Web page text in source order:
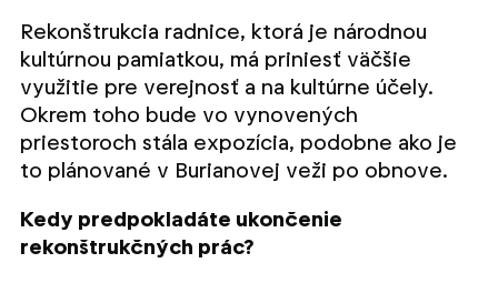
Rekonštrukcia radnice, ktorá je národnou
kultúrnou pamiatkou, má priniesť väčšie
využitie pre verejnosť a na kultúrne účely.
Okrem toho bude vo vynovených
priestoroch stála expozícia, podobne ako je
to plánované v Burianovej veži po obnove.
Kedy predpokladáte ukončenie
rekonštrukčných prác?